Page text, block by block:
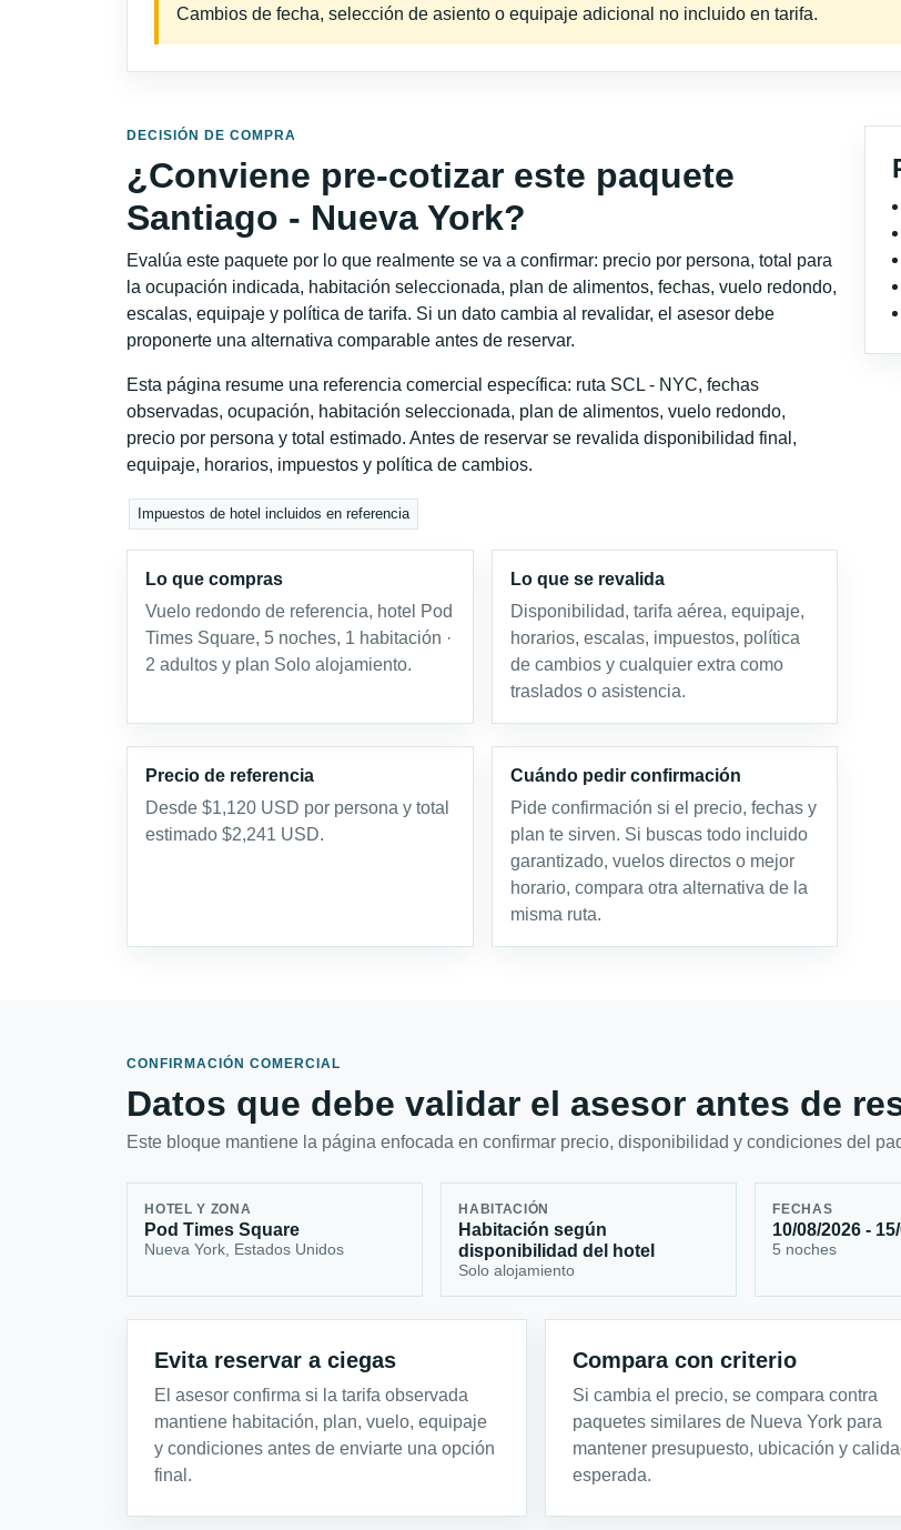
Cambios de fecha, selección de asiento o equipaje adicional no incluido en tarifa.
DECISIÓN DE COMPRA
¿Conviene pre-cotizar este paquete
Santiago - Nueva York?
Evalúa este paquete por lo que realmente se va a confirmar: precio por persona, total para
la ocupación indicada, habitación seleccionada, plan de alimentos, fechas, vuelo redondo,
escalas, equipaje y política de tarifa. Si un dato cambia al revalidar, el asesor debe
proponerte una alternativa comparable antes de reservar.
Esta página resume una referencia comercial específica: ruta SCL - NYC, fechas
observadas, ocupación, habitación seleccionada, plan de alimentos, vuelo redondo,
precio por persona y total estimado. Antes de reservar se revalida disponibilidad final,
equipaje, horarios, impuestos y política de cambios.
Impuestos de hotel incluidos en referencia
Lo que compras
Vuelo redondo de referencia, hotel Pod
Times Square, 5 noches, 1 habitación ·
2 adultos y plan Solo alojamiento.
Lo que se revalida
Disponibilidad, tarifa aérea, equipaje,
horarios, escalas, impuestos, política
de cambios y cualquier extra como
traslados o asistencia.
Precio de referencia
Desde $1,120 USD por persona y total
estimado $2,241 USD.
Cuándo pedir confirmación
Pide confirmación si el precio, fechas y
plan te sirven. Si buscas todo incluido
garantizado, vuelos directos o mejor
horario, compara otra alternativa de la
misma ruta.
CONFIRMACIÓN COMERCIAL
Datos que debe validar el asesor antes de
Este bloque mantiene la página enfocada en confirmar precio, disponibilidad y condiciones del
HOTEL Y ZONA
Pod Times Square
Nueva York, Estados Unidos
HABITACIÓN
Habitación según
disponibilidad del hotel
Solo alojamiento
FECHAS
10/08/2026 -
5 noches
Evita reservar a ciegas
El asesor confirma si la tarifa observada
mantiene habitación, plan, vuelo, equipaje
y condiciones antes de enviarte una opción
final.
Compara con criterio
Si cambia el precio, se compara contra
paquetes similares de Nueva York para
mantener presupuesto, ubicación y
esperada.